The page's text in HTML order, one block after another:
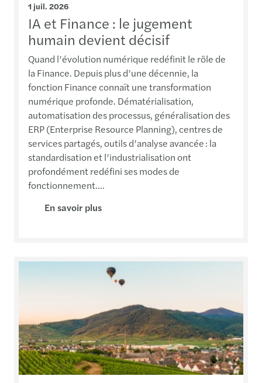
1 juil. 2026
IA et Finance : le jugement
humain devient décisif
Quand l’évolution numérique redéfinit le rôle de
la Finance. Depuis plus d’une décennie, la
fonction Finance connaît une transformation
numérique profonde. Dématérialisation,
automatisation des processus, généralisation des
ERP (Enterprise Resource Planning), centres de
services partagés, outils d’analyse avancée : la
standardisation et l’industrialisation ont
profondément redéfini ses modes de
fonctionnement....
En savoir plus